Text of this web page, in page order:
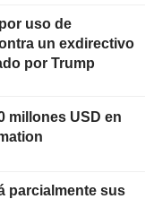
uso de
un exdirectivo
por Trump
millones USD en
parcialmente sus